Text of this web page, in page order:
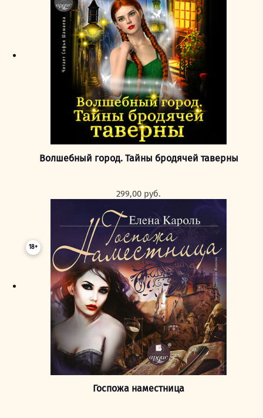
Волшебный город. Тайны бродячей таверны
299,00 руб.
18+
Госпожа наместница